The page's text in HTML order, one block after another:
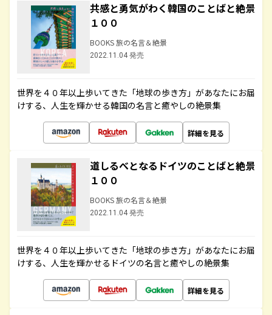
共感と勇気がわく韓国のことばと絶景
１００
BOOKS 旅の名言＆絶景
2022.11.04 発売
世界を４０年以上歩いてきた「地球の歩き方」があなたにお届
けする、人生を輝かせる韓国の名言と癒やしの絶景集
詳細を見る
道しるべとなるドイツのことばと絶景
１００
BOOKS 旅の名言＆絶景
2022.11.04 発売
世界を４０年以上歩いてきた「地球の歩き方」があなたにお届
けする、人生を輝かせるドイツの名言と癒やしの絶景集
詳細を見る